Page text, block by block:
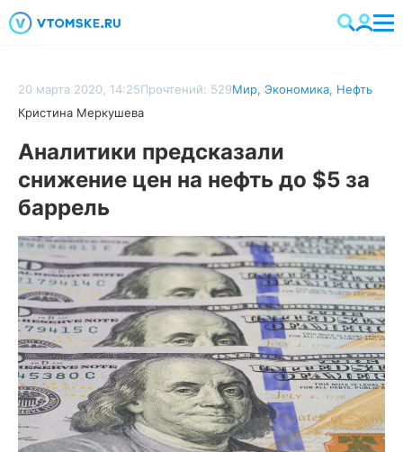
20 марта 2020, 14:25Прочтений: 529Мир, Экономика, Нефть
Кристина Меркушева
Аналитики предсказали
снижение цен на нефть до $5 за
баррель